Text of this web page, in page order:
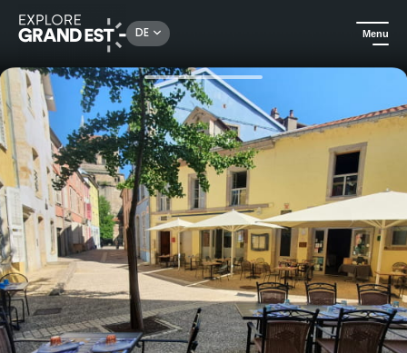
DE Menu
Sehenswertes in der Region Grand Est Essen im Restaurant le Bistrot Gourmand